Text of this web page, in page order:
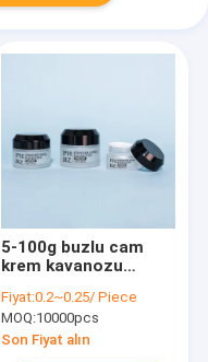
5-100g buzlu cam
krem kavanozu
göz kremi kavanozu
kapaklı
Fiyat:0.2~0.25/ Piece
MOQ:10000pcs
Son Fiyat alın